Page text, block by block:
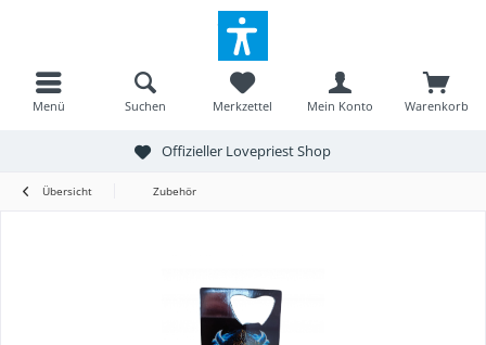
Menü Warenkorb
Merkzettel Mein Konto
Suchen
Offizieller Lovepriest Shop
Übersicht Zubehör